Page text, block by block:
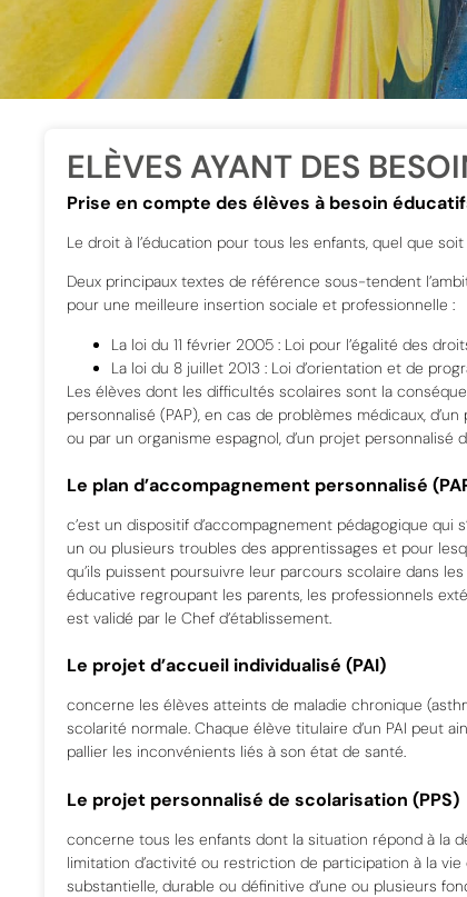
ELÈVES AYANT DES
Prise en compte des élèves à besoin
Le droit à l’éducation pour tous les enfants, quel que
Deux principaux textes de référence sous-tendent
pour une meilleure insertion sociale et professionnelle :
La loi du 11 février 2005 : Loi pour l’égalité des
La loi du 8 juillet 2013 : Loi d’orientation et de
Les élèves dont les difficultés scolaires sont la
personnalisé (PAP), en cas de problèmes médicaux,
ou par un organisme espagnol, d’un projet personnalisé
Le plan d’accompagnement personnalisé
c’est un dispositif d’accompagnement pédagogique
un ou plusieurs troubles des apprentissages et pour
qu’ils puissent poursuivre leur parcours scolaire dans
éducative regroupant les parents, les professionnels
est validé par le Chef d’établissement.
Le projet d’accueil individualisé (PAI)
concerne les élèves atteints de maladie chronique
scolarité normale. Chaque élève titulaire d’un PAI peut
pallier les inconvénients liés à son état de santé.
Le projet personnalisé de scolarisation (PPS)
concerne tous les enfants dont la situation répond à la
limitation d’activité ou restriction de participation à la
substantielle, durable ou définitive d’une ou plusieurs